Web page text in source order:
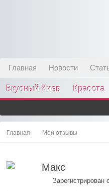
Главная Новости
Вкусный Киев Красота
Главная Мои отзывы
Макс
Зарегистрирован